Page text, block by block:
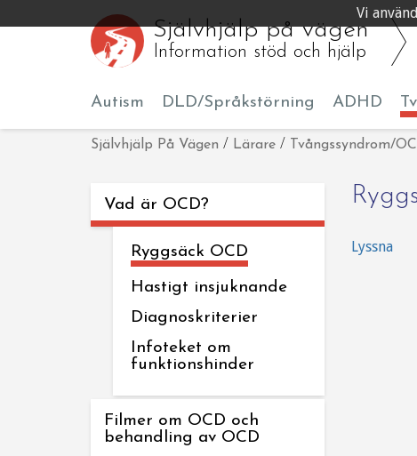
Vi
Självhjälp på vägen
Information stöd och hjälp
Autism DLD/Språkstörning ADHD
Självhjälp På Vägen / Lärare / Tvångssyndrom/
Vad är OCD?
Ryggsäck OCD
Hastigt insjuknande
Diagnoskriterier
Infoteket om
funktionshinder
Filmer om OCD och
behandling av OCD
Lyssna